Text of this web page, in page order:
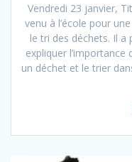
Vendredi 23 janvier,
venu à l’école pour
le tri des déchets. Il
expliquer
un déchet et le trier